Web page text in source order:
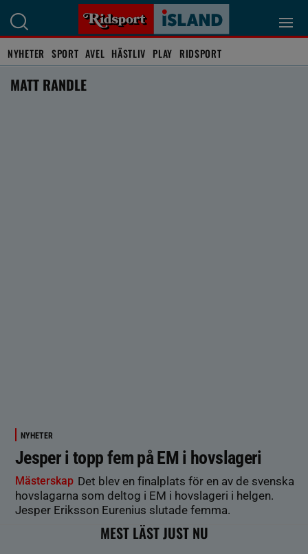
NYHETER SPORT AVEL HÄSTLIV PLAY RIDSPORT
MATT RANDLE
NYHETER
Jesper i topp fem på EM i hovslageri
Mästerskap Det blev en finalplats för en av de svenska
hovslagarna som deltog i EM i hovslageri i helgen.
Jesper Eriksson Eurenius slutade femma.
MEST LÄST JUST NU